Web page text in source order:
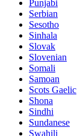
Punjabi
Serbian
Sesotho
Sinhala
Slovak
Slovenian
Somali
Samoan
Scots Gaelic
Shona
Sindhi
Sundanese
Swahili